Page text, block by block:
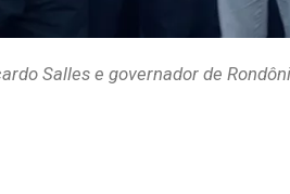
Salles e governador de